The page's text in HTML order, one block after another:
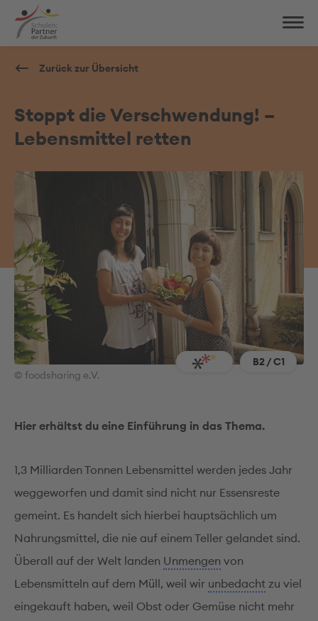
Zurück zur Übersicht
Stoppt die Verschwendung! –
Lebensmittel retten
B2 / C1
© foodsharing e.V.
Hier erhältst du eine Einführung in das Thema.
1,3 Milliarden Tonnen Lebensmittel werden jedes Jahr
weggeworfen und damit sind nicht nur Essensreste
gemeint. Es handelt sich hierbei hauptsächlich um
Nahrungsmittel, die nie auf einem Teller gelandet sind.
Überall auf der Welt landen Unmengen von
Lebensmitteln auf dem Müll, weil wir unbedacht zu viel
eingekauft haben, weil Obst oder Gemüse nicht mehr